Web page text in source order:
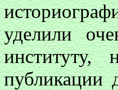
уделили
институту,
публикации